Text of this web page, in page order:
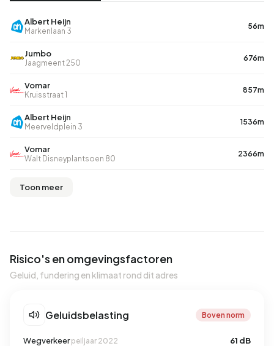
Albert Heijn
Markenlaan 3
56m
Jumbo
Jaagmeent 250
676m
Vomar
Kruisstraat 1
857m
Albert Heijn
Meerveldplein 3
1536m
Vomar
Walt Disneyplantsoen 80
2366m
Toon meer
Risico's en omgevingsfactoren
Geluid, fundering en klimaat rond dit adres
Geluidsbelasting Boven norm
Wegverkeerpeiljaar 2022 61 dB